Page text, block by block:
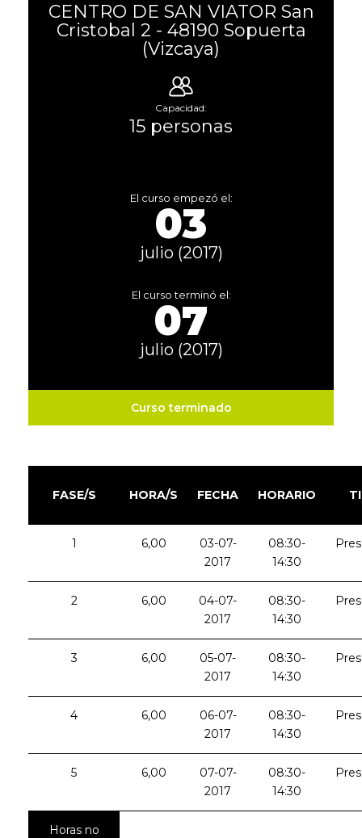
CENTRO DE SAN VIATOR San
Cristobal 2 - 48190 Sopuerta
(Vizcaya)
Capacidad:
15 personas
El curso empezó el:
03
julio (2017)
El curso terminó el:
07
julio (2017)
Curso terminado
FASE/S HORA/S FECHA HORARIO
1 6,00
03-07-
2017
08:30-
14:30
2 6,00
04-07-
2017
08:30-
14:30
3 6,00
05-07-
2017
08:30-
14:30
4 6,00
06-07-
2017
08:30-
14:30
5 6,00
07-07-
2017
08:30-
14:30
Horas no